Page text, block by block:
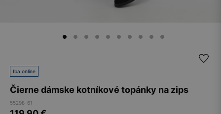
Iba online
Čierne dámske kotníkové topánky na zips
55298-61